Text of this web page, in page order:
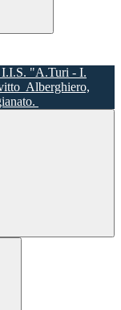
I.I.S. "A.Turi - I.
Alberghiero,